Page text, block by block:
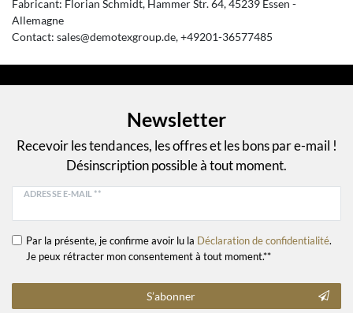
Fabricant: Florian Schmidt Hammer Str.64 45239 Essen
Allemagne
Contact: sales@demotexgroup.de +49201-36577485
Newsletter
Recevoir les tendances, les offres et les bons par e-mail !
Désinscription possible à tout moment.
ADRESSE E-MAIL **
Par la présente, je confirme avoir lu la Déclaration de confidentialité.
Je peux rétracter mon consentement à tout moment.**
S’abonner